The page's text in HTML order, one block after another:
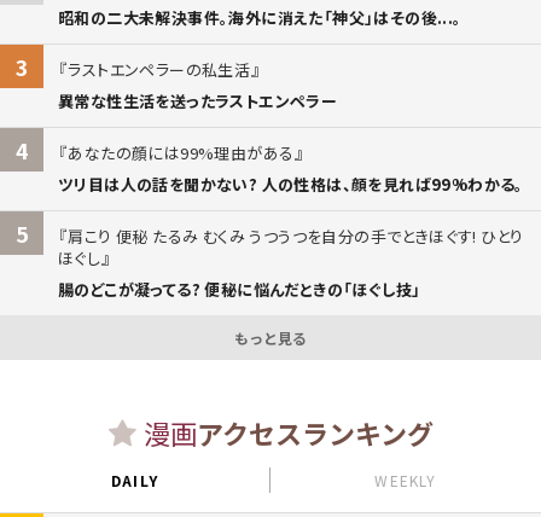
昭和の二大未解決事件。海外に消えた「神父」はその後...。
3
ラストエンペラーの私生活
異常な性生活を送ったラストエンペラー
4
あなたの顔には99%理由がある
ツリ目は人の話を聞かない? 人の性格は、顔を見れば99%わかる。
5
肩こり 便秘 たるみ むくみ うつうつを自分の手でときほぐす! ひとり
ほぐし
腸のどこが凝ってる? 便秘に悩んだときの「ほぐし技」
もっと見る
漫画アクセスランキング
DAILY WEEKLY